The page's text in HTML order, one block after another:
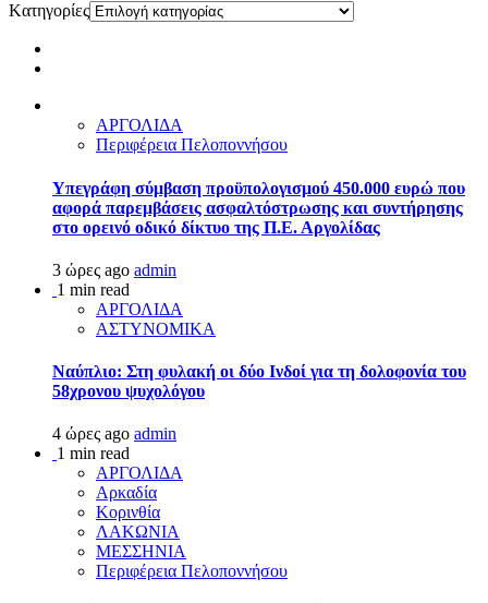
Kατηγορίες
ΑΡΓΟΛΙΔΑ
Περιφέρεια Πελοποννήσου
Υπεγράφη σύμβαση προϋπολογισμού 450.000 ευρώ που
αφορά παρεμβάσεις ασφαλτόστρωσης και συντήρησης
στο ορεινό οδικό δίκτυο της Π.Ε. Αργολίδας
3 ώρες ago admin
1 min read
ΑΡΓΟΛΙΔΑ
ΑΣΤΥΝΟΜΙΚΑ
Ναύπλιο: Στη φυλακή οι δύο Ινδοί για τη δολοφονία του
58χρονου ψυχολόγου
4 ώρες ago admin
1 min read
ΑΡΓΟΛΙΔΑ
Αρκαδία
Κορινθία
ΛΑΚΩΝΙΑ
ΜΕΣΣΗΝΙΑ
Περιφέρεια Πελοποννήσου